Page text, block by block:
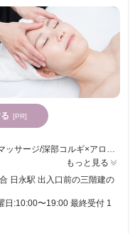
[PR]
首・肩・頭の重さに解剖学に基づくドライマッサージ/深部コルギ×アロマリンパ
もっと見る
日永駅 出入口前の三階建の
日:10:00〜19:00 最終受付 1